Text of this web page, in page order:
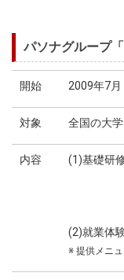
パソナグループ
開始 2009年7月
対象 全国の大学
内容
(1)基礎研
(2)就業体
※ 提供メニ